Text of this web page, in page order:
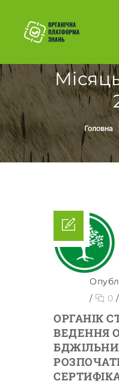
Головна
/
0 /
ОРГАНІК
ВЕДЕННЯ